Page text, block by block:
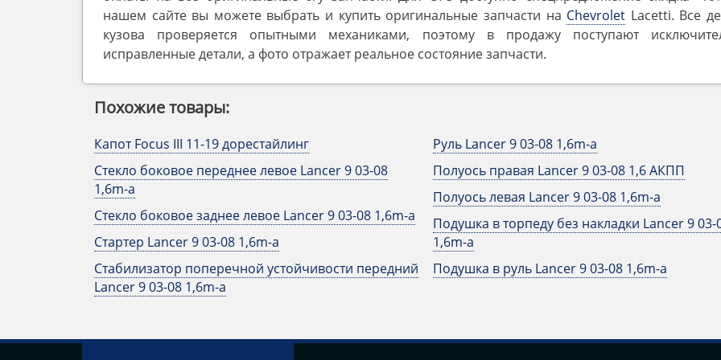
нашем сайте вы можете выбрать и купить оригинальные запчасти на Chevrolet Lacetti. Все
кузова проверяется опытными механиками, поэтому в продажу поступают
исправленные детали, а фото отражает реальное состояние запчасти.
Похожие товары:
Капот Focus III 11-19 дорестайлинг
Стекло боковое переднее левое Lancer 9 03-08
1,6m-a
Стекло боковое заднее левое Lancer 9 03-08 1,6m-a
Стартер Lancer 9 03-08 1,6m-a
Стабилизатор поперечной устойчивости передний
Lancer 9 03-08 1,6m-a
Руль Lancer 9 03-08 1,6m-a
Полуось правая Lancer 9 03-08 1,6 АКПП
Полуось левая Lancer 9 03-08 1,6m-a
Подушка в торпеду без накладки Lancer 9 03-
1,6m-a
Подушка в руль Lancer 9 03-08 1,6m-a